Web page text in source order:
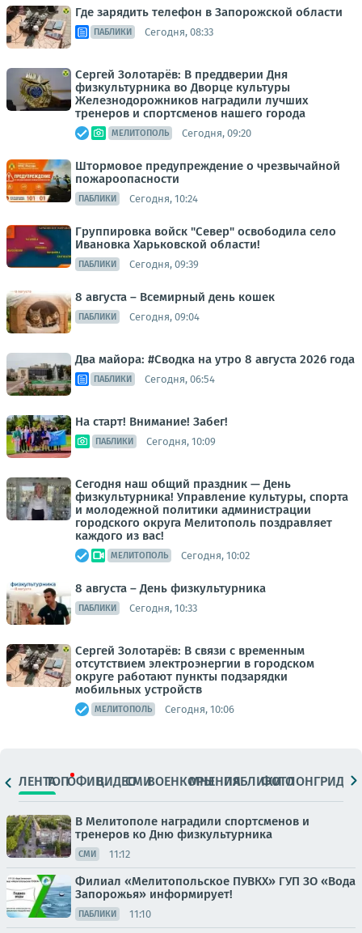
Где зарядить телефон в Запорожской области
ПАБЛИКИ Сегодня, 08:33
Сергей Золотарёв: В преддверии Дня
физкультурника во Дворце культуры
Железнодорожников наградили лучших
тренеров и спортсменов нашего города
МЕЛИТОПОЛЬ Сегодня, 09:20
Штормовое предупреждение о чрезвычайной
пожароопасности
ПАБЛИКИ Сегодня, 10:24
Группировка войск "Север" освободила село
Ивановка Харьковской области!
ПАБЛИКИ Сегодня, 09:39
8 августа – Всемирный день кошек
ПАБЛИКИ Сегодня, 09:04
Два майора: #Сводка на утро 8 августа 2026 года
ПАБЛИКИ Сегодня, 06:54
На старт! Внимание! Забег!
ПАБЛИКИ Сегодня, 10:09
Сегодня наш общий праздник — День
физкультурника! Управление культуры, спорта
и молодежной политики администрации
городского округа Мелитополь поздравляет
каждого из вас!
МЕЛИТОПОЛЬ Сегодня, 10:02
8 августа – День физкультурника
ПАБЛИКИ Сегодня, 10:33
Сергей Золотарёв: В связи с временным
отсутствием электроэнергии в городском
округе работают пункты подзарядки
мобильных устройств
МЕЛИТОПОЛЬ Сегодня, 10:06
ЛЕНТАТОПОФИЦ.ВИДЕОСМИВОЕНКОРЫМНЕНИЯПАБЛИКИ
ФОТОЛОНГРИДЫ
В Мелитополе наградили спортсменов и
тренеров ко Дню физкультурника
СМИ 11:12
Филиал «Мелитопольское ПУВКХ» ГУП ЗО «Вода
Запорожья» информирует!
ПАБЛИКИ 11:10